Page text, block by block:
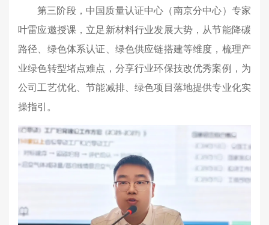
第三阶段，中国质量认证中心（南京分中心）专家
叶雷应邀授课，立足新材料行业发展大势，从节能降碳
路径、绿色体系认证、绿色供应链搭建等维度，梳理产
业绿色转型堵点难点，分享行业环保技改优秀案例，为
公司工艺优化、节能减排、绿色项目落地提供专业化实
操指引。